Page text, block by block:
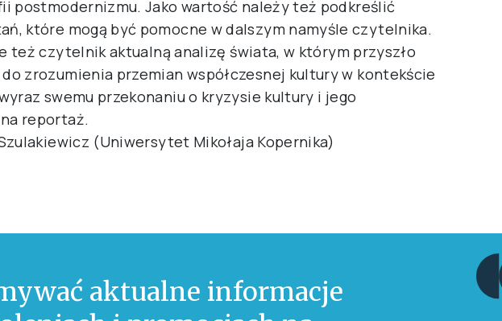
postmodernizmu. Jako wartość należy też podkreślić
które mogą być pomocne w dalszym namyśle czytelnika.
też czytelnik aktualną analizę świata, w którym przyszło
zrozumienia przemian współczesnej kultury w kontekście
swemu przekonaniu o kryzysie kultury i jego
reportaż.
(Uniwersytet Mikołaja Kopernika)
aktualne informacje